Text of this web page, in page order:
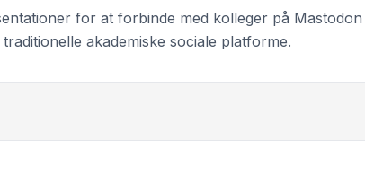
for at forbinde med kolleger på
akademiske sociale platforme.